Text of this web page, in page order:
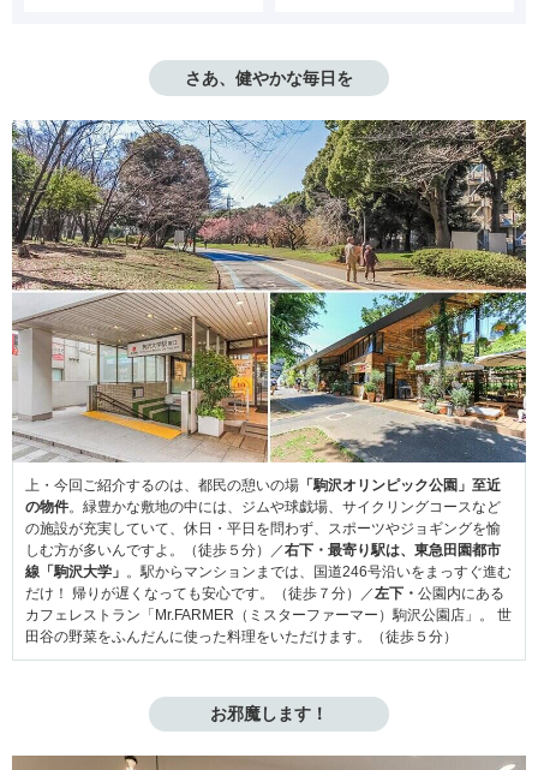
さあ、健やかな毎日を
上・今回ご紹介するのは、都民の憩いの場 「駒沢オリンピック公園」至近
の物件。緑豊かな敷地の中には、ジムや球戯場、サイクリングコースなど
の施設が充実していて、休日・平日を問わず、スポーツやジョギングを愉
しむ方が多いんですよ。（徒歩５分）／右下・最寄り駅は、東急田園都市
線「駒沢大学」 。駅からマンションまでは、国道246号沿いをまっすぐ進む
だけ！ 帰りが遅くなっても安心です。（徒歩７分）／左下・ 公園内にある
カフェレストラン「Mr.FARMER（ミスターファーマー）駒沢公園店」。 世
田谷の野菜をふんだんに使った料理をいただけます。（徒歩５分）
お邪魔します！